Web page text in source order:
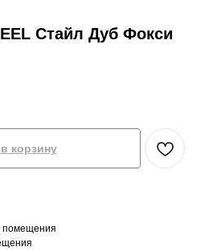
Стайл Дуб Фокси
корзину
помещения